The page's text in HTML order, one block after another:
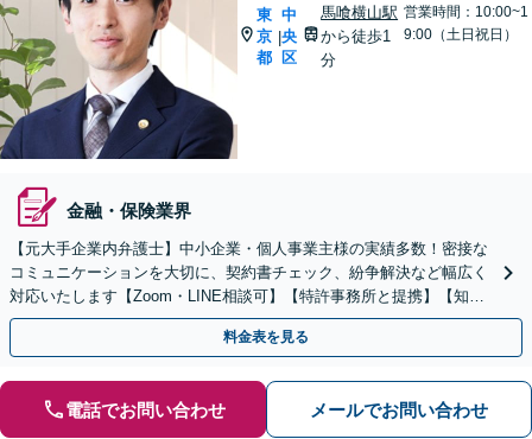
東
京
都
|
中
央
区
馬喰横山駅
から徒歩1
分
営業時間：10:00~1
9:00（土日祝日）
金融・保険業界
【元大手企業内弁護士】中小企業・個人事業主様の実績多数！密接な
コミュニケーションを大切に、契約書チェック、紛争解決など幅広く
対応いたします【Zoom・LINE相談可】【特許事務所と提携】【知的
財産権に精通】【東日本橋駅 徒歩1分】
料金表を見る
電話でお問い合わせ メールでお問い合わせ